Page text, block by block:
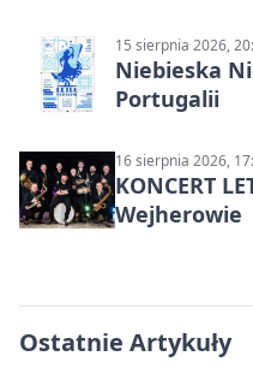
15 sierpnia 2026,
Niebieska
Portugalii
16 sierpnia 2026,
KONCERT
Wejherowie
Ostatnie Artykuły